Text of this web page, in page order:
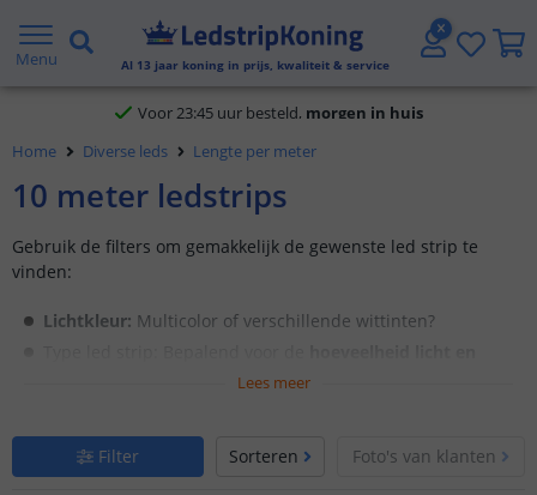
Menu Al 13 jaar koning in prijs, kwaliteit & service
Klantbeoordeling 9.1
Voor 23:45 uur besteld,morgen in huis
5 jaar garantie
Gratis verzending vanaf € 20,- NL en BE
Klantbeoordeling 9.1
Voor 23:45 uur besteld,morgen in huis
Home Diverse leds Lengte per meter
10 meter ledstrips
Gebruik de filters om gemakkelijk de gewenste led strip te
vinden:
Lichtkleur: Multicolor of verschillende wittinten?
die je nodig hebt.
set bevat alle benodigdheden om de led strip aan te
sluiten.
Lees meer
Filter Sorteren Foto's van klanten